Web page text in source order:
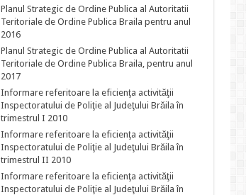
Planul Strategic de Ordine Publica al Autoritatii
Teritoriale de Ordine Publica Braila pentru anul
2016
Planul Strategic de Ordine Publica al Autoritatii
Teritoriale de Ordine Publica Braila, pentru anul
2017
Informare referitoare la eficienţa activităţii
Inspectoratului de Poliţie al Judeţului Brăila în
trimestrul I 2010
Informare referitoare la eficienţa activităţii
Inspectoratului de Poliţie al Judeţului Brăila în
trimestrul II 2010
Informare referitoare la eficienţa activităţii
Inspectoratului de Poliţie al Judeţului Brăila în